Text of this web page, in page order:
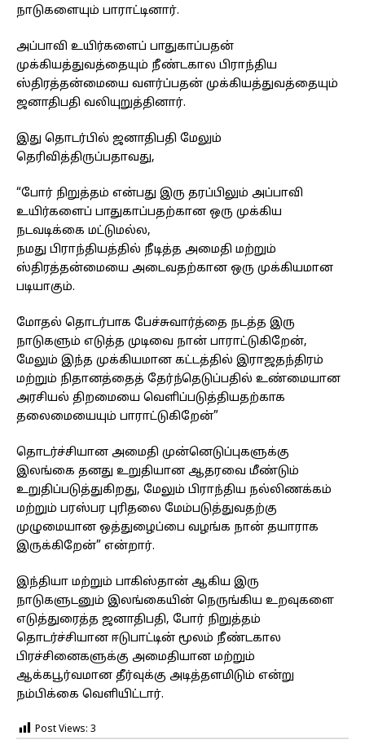
நாடுகளையும் பாராட்டினார்.
அப்பாவி உயிர்களைப் பாதுகாப்பதன்
முக்கியத்துவத்தையும் நீண்டகால பிராந்திய
ஸ்திரத்தன்மையை வளர்ப்பதன் முக்கியத்துவத்தையும்
ஜனாதிபதி வலியுறுத்தினார்.
இது தொடர்பில் ஜனாதிபதி மேலும்
தெரிவித்திருப்பதாவது,
“போர் நிறுத்தம் என்பது இரு தரப்பிலும் அப்பாவி
உயிர்களைப் பாதுகாப்பதற்கான ஒரு முக்கிய
நடவடிக்கை மட்டுமல்ல,
நமது பிராந்தியத்தில் நீடித்த அமைதி மற்றும்
ஸ்திரத்தன்மையை அடைவதற்கான ஒரு முக்கியமான
படியாகும்.
மோதல் தொடர்பாக பேச்சுவார்த்தை நடத்த இரு
நாடுகளும் எடுத்த முடிவை நான் பாராட்டுகிறேன்,
மேலும் இந்த முக்கியமான கட்டத்தில் இராஜதந்திரம்
மற்றும் நிதானத்தைத் தேர்ந்தெடுப்பதில் உண்மையான
அரசியல் திறமையை வெளிப்படுத்தியதற்காக
தலைமையையும் பாராட்டுகிறேன்”
தொடர்ச்சியான அமைதி முன்னெடுப்புகளுக்கு
இலங்கை தனது உறுதியான ஆதரவை மீண்டும்
உறுதிப்படுத்துகிறது, மேலும் பிராந்திய நல்லிணக்கம்
மற்றும் பரஸ்பர புரிதலை மேம்படுத்துவதற்கு
முழுமையான ஒத்துழைப்பை வழங்க நான் தயாராக
இருக்கிறேன்” என்றார்.
இந்தியா மற்றும் பாகிஸ்தான் ஆகிய இரு
நாடுகளுடனும் இலங்கையின் நெருங்கிய உறவுகளை
எடுத்துரைத்த ஜனாதிபதி, போர் நிறுத்தம்
தொடர்ச்சியான ஈடுபாட்டின் மூலம் நீண்டகால
பிரச்சினைகளுக்கு அமைதியான மற்றும்
ஆக்கபூர்வமான தீர்வுக்கு அடித்தளமிடும் என்று
நம்பிக்கை வெளியிட்டார்.
Post Views: 3